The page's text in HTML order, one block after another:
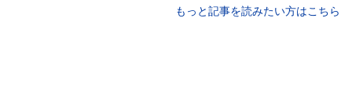
もっと記事を読みたい方はこちら